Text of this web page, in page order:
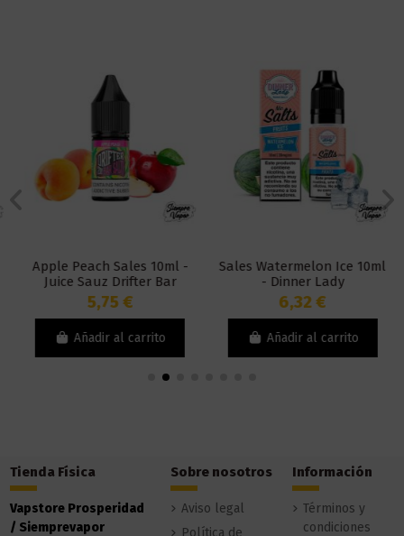
Apple Peach Sales 10ml -
Juice Sauz Drifter Bar
5,75 €
Añadir al carrito
Sales Watermelon Ice 10ml
- Dinner Lady
6,32 €
Añadir al carrito
Tienda Física
Vapstore Prosperidad
/ Siemprevapor
Sobre nosotros
Aviso legal
Política de
Información
Términos y
condiciones